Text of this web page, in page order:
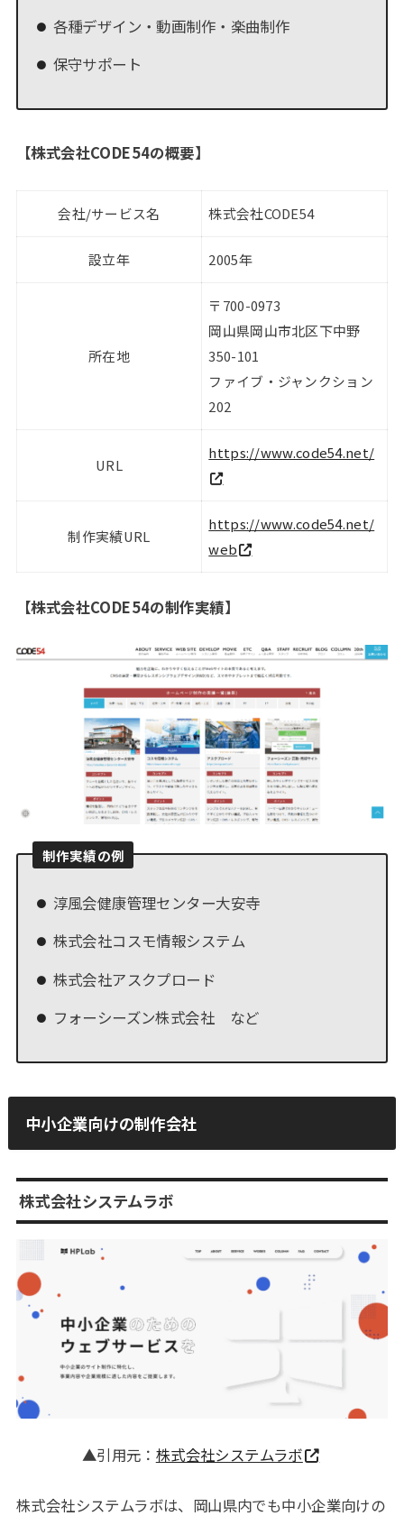
各種デザイン・動画制作・楽曲制作
保守サポート
【株式会社CODE54の概要】
会社/サービス名 株式会社CODE54
設立年 2005年
所在地
〒700-0973
岡山県岡山市北区下中野
350-101
ファイブ・ジャンクション
202
URL
https://www.code54.net/
制作実績URL
https://www.code54.net/
web
【株式会社CODE54の制作実績】
制作実績の例
淳風会健康管理センター大安寺
株式会社コスモ情報システム
株式会社アスクプロード
フォーシーズン株式会社 など
中小企業向けの制作会社
株式会社システムラボ
▲引用元： 株式会社システムラボ
株式会社システムラボは、岡山県内でも中小企業向けの